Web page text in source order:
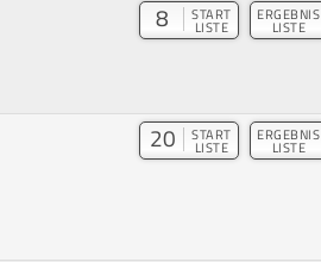
8 START
LISTE
ERGEBNIS
LISTE
20 START
LISTE
ERGEBNIS
LISTE